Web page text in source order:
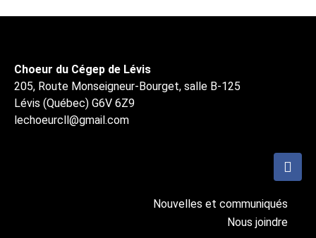
Choeur du Cégep de Lévis
205, Route Monseigneur-Bourget, salle B-125
Lévis (Québec) G6V 6Z9
lechoeurcll@gmail.com
Nouvelles et communiqués
Nous joindre